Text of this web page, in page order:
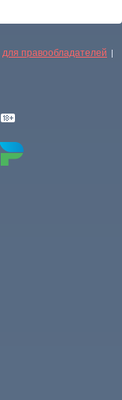
для правообладателей |